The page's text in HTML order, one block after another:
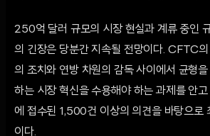
250억 달러 규모의 시장 현실과 계류 중인
의 긴장은 당분간 지속될 전망이다. CFTC
의 조치와 연방 차원의 감독 사이에서 균형
하는 시장 혁신을 수용해야 하는 과제를 안
에 접수된 1,500건 이상의 의견을 바탕으로
이다.